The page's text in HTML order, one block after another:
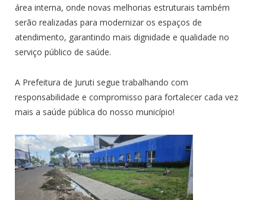
área interna, onde novas melhorias estruturais também
serão realizadas para modernizar os espaços de
atendimento, garantindo mais dignidade e qualidade no
serviço público de saúde.
A Prefeitura de Juruti segue trabalhando com
responsabilidade e compromisso para fortalecer cada vez
mais a saúde pública do nosso município!